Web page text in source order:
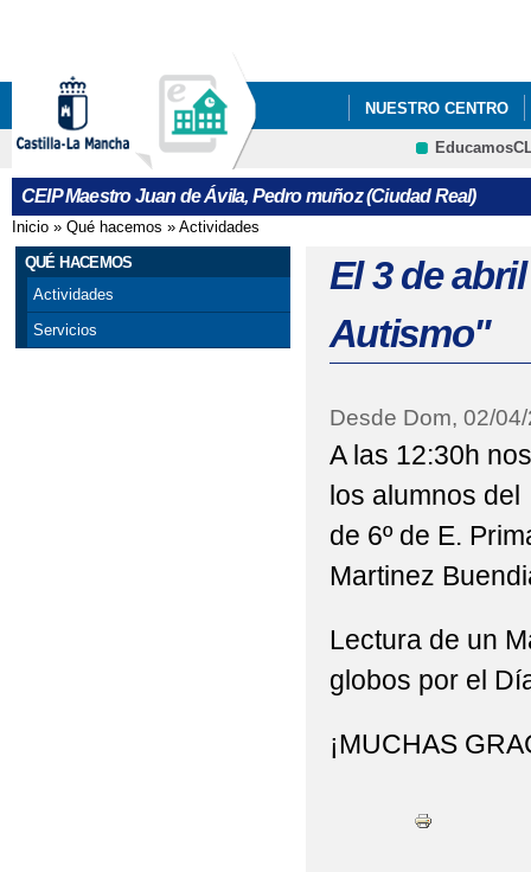
NUESTRO CENTRO
COLEGIO DIGITAL
CRFP
CEIP Maestro Juan de Ávila, Pedro muñoz (Ciudad Real)
Se encuentra usted aquí
Inicio » Qué hacemos » Actividades
QUÉ HACEMOS
Actividades
Servicios
El 3 de
Autismo"
Desde Dom, 02/
A las 12:30h
los alumnos
de 6º de E.
Martinez
Lectura de un
globos por el
¡MUCHAS